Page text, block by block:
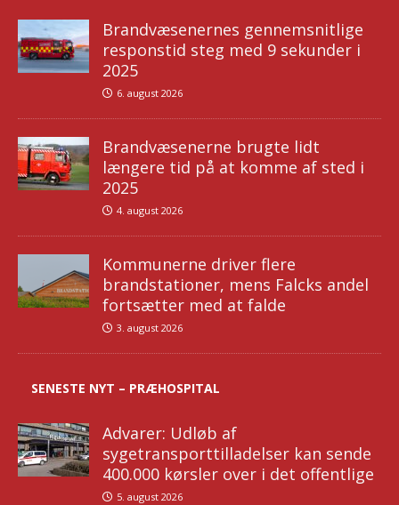
Brandvæsenernes gennemsnitlige
responstid steg med 9 sekunder i
2025
6. august 2026
Brandvæsenerne brugte lidt
længere tid på at komme af sted i
2025
4. august 2026
Kommunerne driver flere
brandstationer, mens Falcks andel
fortsætter med at falde
3. august 2026
SENESTE NYT – PRÆHOSPITAL
Advarer: Udløb af
sygetransporttilladelser kan sende
400.000 kørsler over i det offentlige
5. august 2026